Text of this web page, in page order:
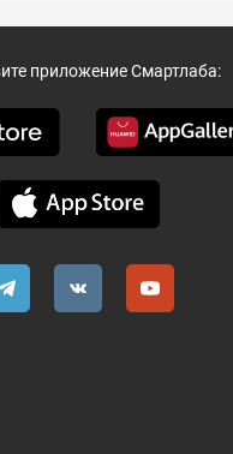
приложение Смартлаба: